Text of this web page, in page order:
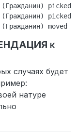
picked
picked
к
случаях будет
натуре